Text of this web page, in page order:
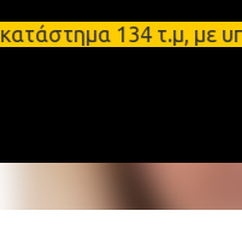
134 τ.μ, με